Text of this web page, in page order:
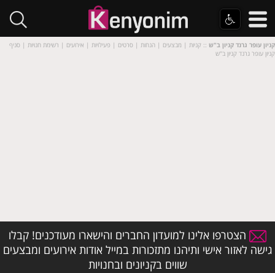
קניון עופר גרנד קניון ב"ש :: קניות | מבצעים | הנחות | סרטים | פעילויות | אירועים | רשימת חנויות | סניף
קניון עופר גרנד קניון ב"ש
הצטרפו אלינו למועדון החברים והישארו מעודכנים! קבלו
גישה לאזור אישי ותיהנו מתזכורות במייל אודות אירועים ומבצעים
שווים בקניונים ובחנויות